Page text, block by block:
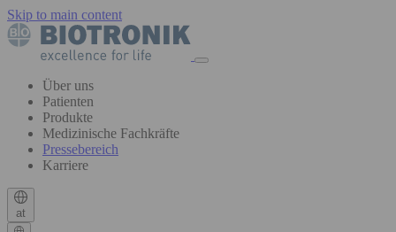
Skip to main content
Über uns
Patienten
Produkte
Medizinische Fachkräfte
Pressebereich
Karriere
at